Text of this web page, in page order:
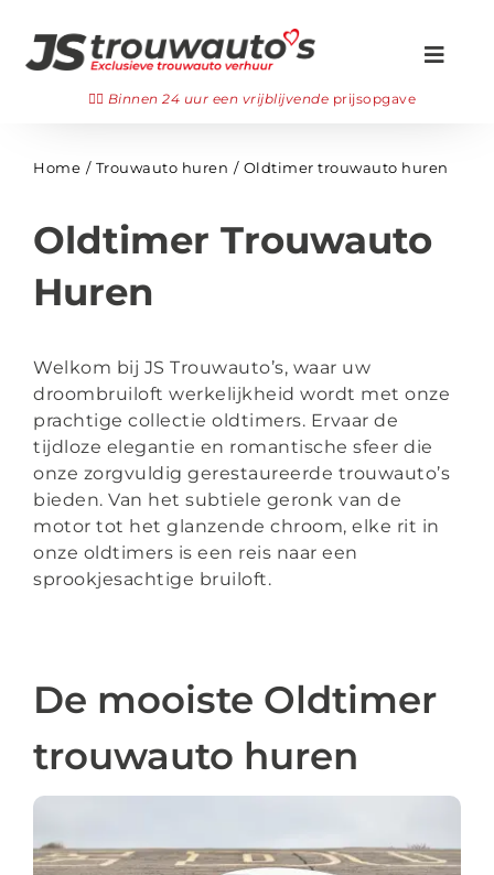
naar
inhoud
Onze trouwauto’s
Bezichtigen
WhatsApp ons
+31 6 223 921 69
info@jstrouwautos.nl
👉🏻 Binnen 24 uur een vrijblijvende prijsopgave
Home Trouwauto huren Oldtimer trouwauto huren
Oldtimer Trouwauto
Huren
Welkom bij JS Trouwauto’s, waar uw
droombruiloft werkelijkheid wordt met onze
prachtige collectie oldtimers. Ervaar de
tijdloze elegantie en romantische sfeer die
onze zorgvuldig gerestaureerde trouwauto’s
bieden. Van het subtiele geronk van de
motor tot het glanzende chroom, elke rit in
onze oldtimers is een reis naar een
sprookjesachtige bruiloft.
De mooiste Oldtimer
trouwauto huren